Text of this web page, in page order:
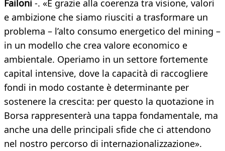
Failoni -. «È grazie alla coerenza tra visione, valori
e ambizione che siamo riusciti a trasformare un
problema – l’alto consumo energetico del mining –
in un modello che crea valore economico e
ambientale. Operiamo in un settore fortemente
capital intensive, dove la capacità di raccogliere
fondi in modo costante è determinante per
sostenere la crescita: per questo la quotazione in
Borsa rappresenterà una tappa fondamentale, ma
anche una delle principali sfide che ci attendono
nel nostro percorso di internazionalizzazione».